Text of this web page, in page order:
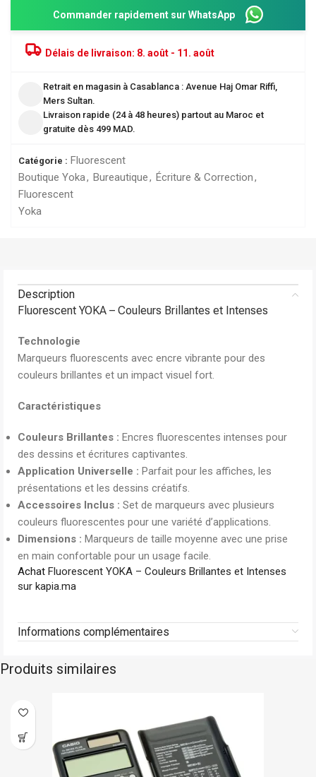
Commander rapidement sur WhatsApp
Délais de livraison: 8. août - 11. août
Retrait en magasin à Casablanca : Avenue Haj Omar Riffi,
Mers Sultan.
Livraison rapide (24 à 48 heures) partout au Maroc et
gratuite dès 499 MAD.
Catégorie : Fluorescent
Boutique Yoka, Bureautique, Écriture & Correction,
Fluorescent
Yoka
Description
Fluorescent YOKA – Couleurs Brillantes et Intenses
Technologie
Marqueurs fluorescents avec encre vibrante pour des
couleurs brillantes et un impact visuel fort.
Caractéristiques
Couleurs Brillantes : Encres fluorescentes intenses pour
des dessins et écritures captivantes.
Application Universelle : Parfait pour les affiches, les
présentations et les dessins créatifs.
Accessoires Inclus : Set de marqueurs avec plusieurs
couleurs fluorescentes pour une variété d’applications.
Dimensions : Marqueurs de taille moyenne avec une prise
en main confortable pour un usage facile.
Achat Fluorescent YOKA – Couleurs Brillantes et Intenses
sur kapia.ma
Informations complémentaires
Produits similaires